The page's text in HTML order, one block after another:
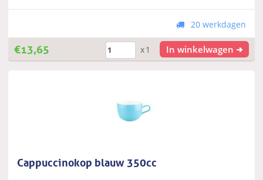
20 werkdagen
€13,65 x1 In winkelwagen
Cappuccinokop blauw 350cc